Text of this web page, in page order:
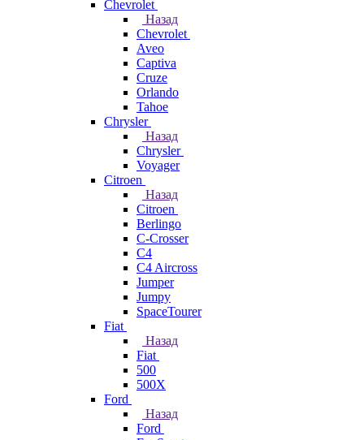
Chevrolet
Назад
Chevrolet
Aveo
Captiva
Cruze
Orlando
Tahoe
Chrysler
Назад
Chrysler
Voyager
Citroen
Назад
Citroen
Berlingo
C-Crosser
C4
C4 Aircross
Jumper
Jumpy
SpaceTourer
Fiat
Назад
Fiat
500
500X
Ford
Назад
Ford